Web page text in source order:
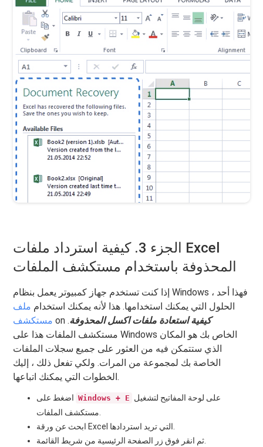
الجزء 3. كيفية استرداد ملفات Excel
المحذوفة باستخدام مستكشف الملفات
إذا كنت تستخدم جهاز كمبيوتر يعمل بنظام Windows ، فهذا أحد
الحلول التي يمكنك استخدامها. هذا لأنه يمكنك استخدام ملف
مستكشف on كيفية استعادة ملفات اكسل المحذوفة.
مستكشف الملفات هذا على Windows الخاص بك هو المكان
الذي ستتمكن فيه من العثور على جميع سجلات الملفات
الخاصة بك لمجموعة من المرات. ولكي تفعل ذلك ، إليك
الخطوات التي يمكنك اتباعها.
Windows + E
مستكشف الملفات.
ابحث عن ورقة Excel التي تريد استردادها.
ثم انقر فوق زر الصفحة الرئيسية من شريط القائمة.